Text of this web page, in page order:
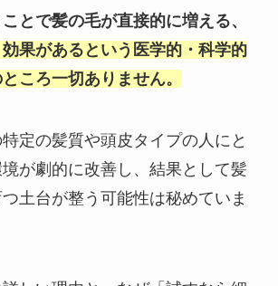
とで髪の毛が直接的に増える、
効果があるという医学的・科学的
ころ一切ありません。
定の髪質や頭皮タイプの人にと
が劇的に改善し、結果として髪
土台が整う可能性は秘めていま